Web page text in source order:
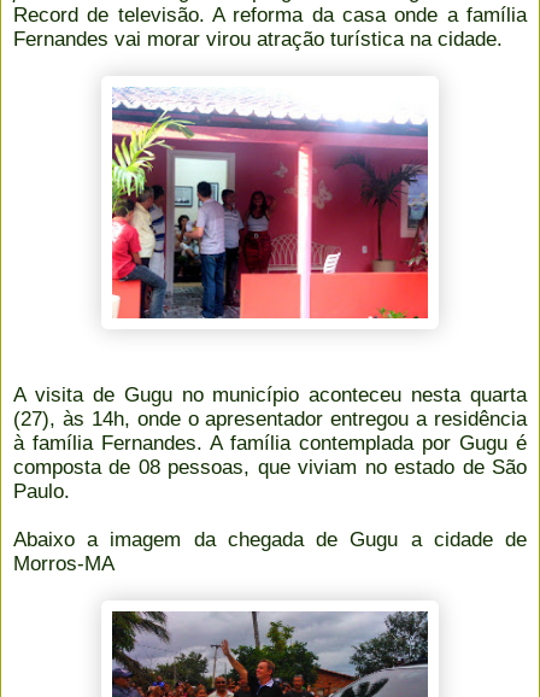
Record de televisão. A reforma da casa onde a família
Fernandes vai morar virou atração turística na cidade.
A visita de Gugu no município aconteceu nesta quarta
(27), às 14h, onde o apresentador entregou a residência
à família Fernandes. A família contemplada por Gugu é
composta de 08 pessoas, que viviam no estado de São
Paulo.
Abaixo a imagem da chegada de Gugu a cidade de
Morros-MA